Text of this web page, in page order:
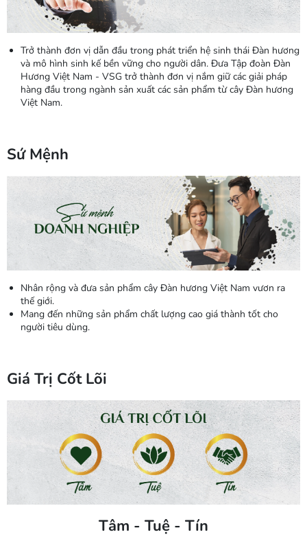
Trở thành đơn vị dẫn đầu trong phát triển hệ sinh thái Đàn hương
và mô hình sinh kế bền vững cho người dân. Đưa Tập đoàn Đàn
Hương Việt Nam - VSG trở thành đơn vị nắm giữ các giải pháp
hàng đầu trong ngành sản xuất các sản phẩm từ cây Đàn hương
Việt Nam.
Sứ Mệnh
Nhân rộng và đưa sản phẩm cây Đàn hương Việt Nam vươn ra
thế giới.
Mang đến những sản phẩm chất lượng cao giá thành tốt cho
người tiêu dùng.
Giá Trị Cốt Lõi
Tâm - Tuệ - Tín